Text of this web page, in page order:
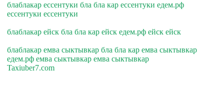
блаблакар ессентуки бла бла кар ессентуки едем.рф
ессентуки ессентуки
блаблакар ейск бла бла кар ейск едем.рф ейск ейск
блаблакар емва сыктывкар бла бла кар емва сыктывкар
едем.рф емва сыктывкар емва сыктывкар
Taxiuber7.com